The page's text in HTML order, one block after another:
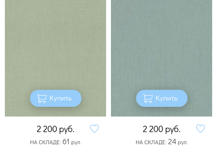
Купить
2 200 руб.
НА СКЛАДЕ: 61 рул.
Купить
2 200 руб.
НА СКЛАДЕ: 24рул.